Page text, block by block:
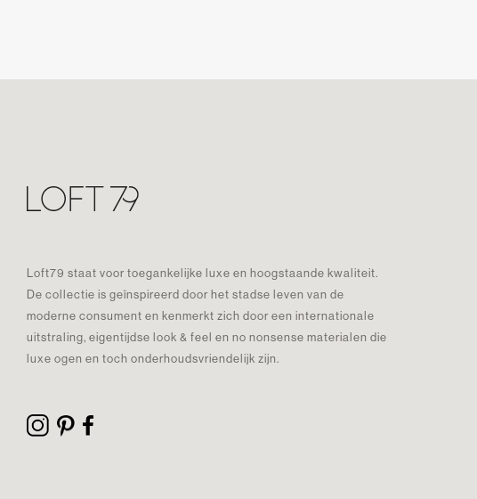
Loft79 staat voor toegankelijke luxe en hoogstaande kwaliteit.
De collectie is geïnspireerd door het stadse leven van de
moderne consument en kenmerkt zich door een internationale
uitstraling, eigentijdse look & feel en no nonsense materialen die
luxe ogen en toch onderhoudsvriendelijk zijn.